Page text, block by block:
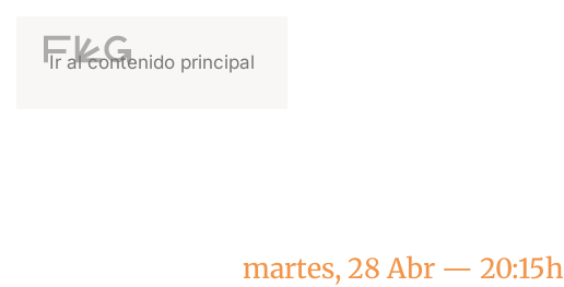
Ir al contenido principal
martes, 28 Abr — 20:15h